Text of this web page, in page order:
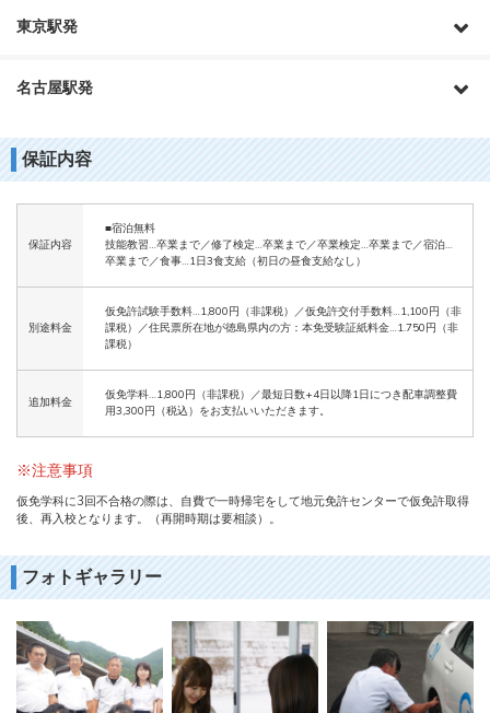
東京駅発
名古屋駅発
保証内容
保証内容
■宿泊無料
技能教習…卒業まで／修了検定…卒業まで／卒業検定…卒業まで／宿泊…
卒業まで／食事…1日3食支給（初日の昼食支給なし）
別途料金
仮免許試験手数料…1,800円（非課税）／仮免許交付手数料…1,100円（非
課税）／住民票所在地が徳島県内の方：本免受験証紙料金…1.750円（非
課税）
追加料金
仮免学科…1,800円（非課税）／最短日数+4日以降1日につき配車調整費
用3,300円（税込）をお支払いいただきます。
※注意事項
仮免学科に3回不合格の際は、自費で一時帰宅をして地元免許センターで仮免許取得
後、再入校となります。（再開時期は要相談）。
フォトギャラリー